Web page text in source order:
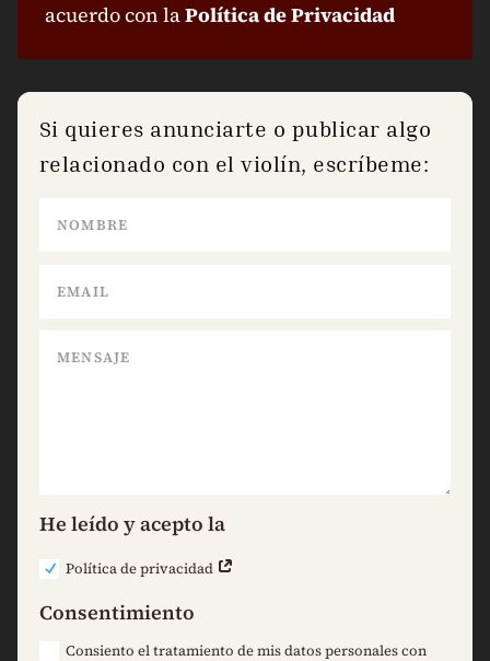
acuerdo con laPolítica de Privacidad
Si quieres anunciarte o publicar algo
relacionado con el violín, escríbeme:
He leído y acepto la
Política de privacidad
Consentimiento
Consiento el tratamiento de mis datos personales con